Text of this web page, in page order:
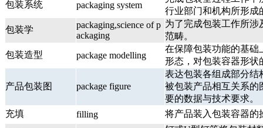
包装系统
packaging system
行业部门和机构所形成
包装学
packaging,science of p
ackaging
为了完成包装工作所涉
范畴。
包装造型
package modelling
在保障包装功能的基础
形态，对包装容器形状
产品包装图 package figure
表达包装各组成部分结
被包装产品相互关系的
要的数据与技术要求。
充填
filling 将产品装入包装容器的